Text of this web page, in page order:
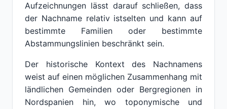
Aufzeichnungen lässt darauf schließen, dass
der Nachname relativ istselten und kann auf
bestimmte Familien oder bestimmte
Abstammungslinien beschränkt sein.
Der historische Kontext des Nachnamens
weist auf einen möglichen Zusammenhang mit
ländlichen Gemeinden oder Bergregionen in
Nordspanien hin, wo toponymische und